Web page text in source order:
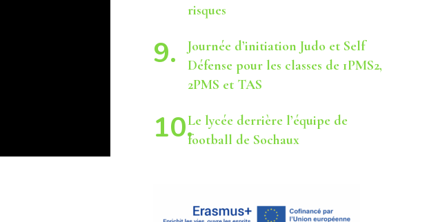
risques
Journée d’initiation Judo et Self
Défense pour les classes de 1PMS2,
2PMS et TAS
Le lycée derrière l’équipe de
football de Sochaux